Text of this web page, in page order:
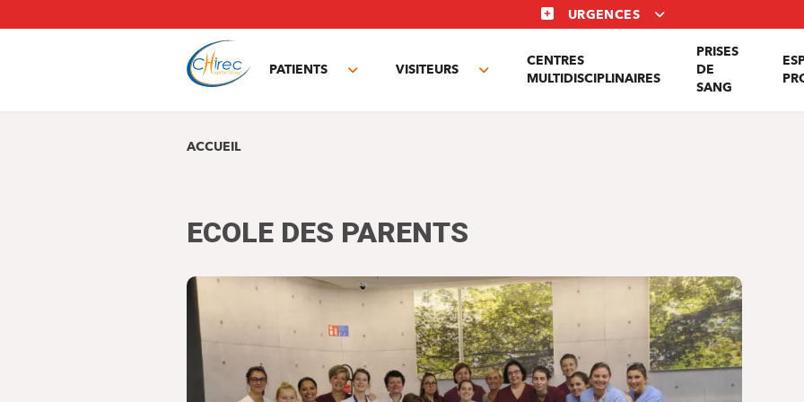
au
URGENCES
PATIENTS
Toggle
VISITEURS
Toggle
CENTRES
MULTIDISCIPLINAIRES
PRISES
DE
SANG
ACCUEIL
ECOLE DES PARENTS